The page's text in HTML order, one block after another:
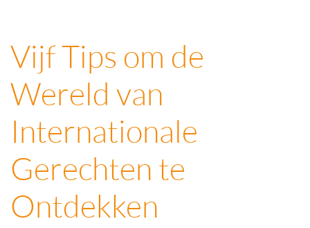
Vijf Tips om de
Wereld van
Internationale
Gerechten te
Ontdekken